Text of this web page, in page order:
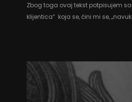
Zbog toga ovaj tekst potpisujem
klijentica“ koja se, čini mi se,